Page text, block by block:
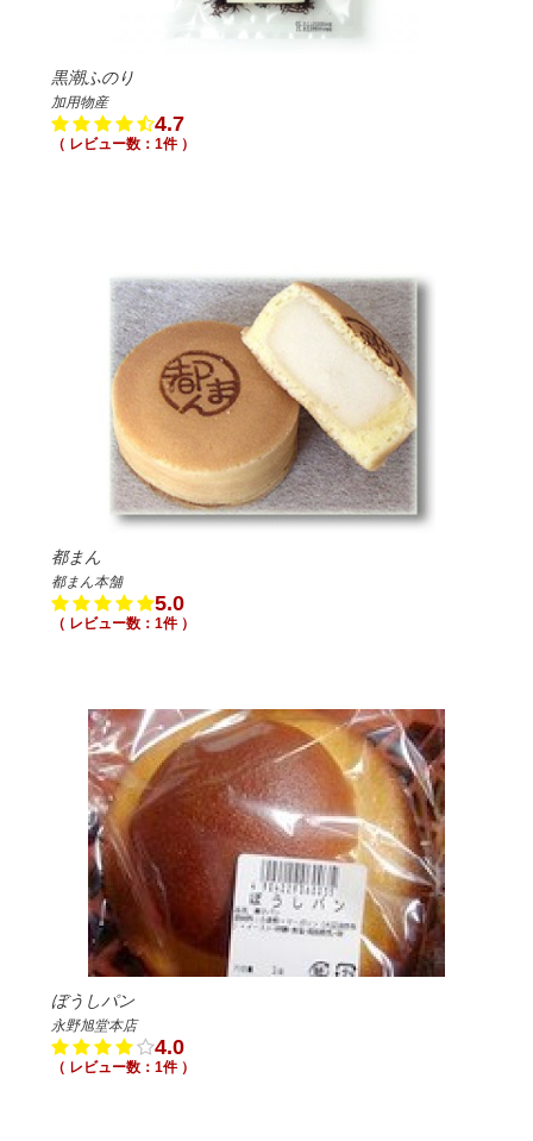
黒潮ふのり
加用物産
4.7
（ レビュー数：1件 ）
都まん
都まん本舗
5.0
（ レビュー数：1件 ）
ぼうしパン
永野旭堂本店
4.0
（ レビュー数：1件 ）